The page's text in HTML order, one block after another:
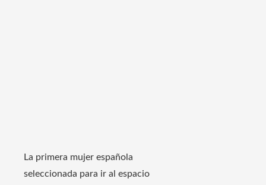
La primera mujer española
seleccionada para ir al espacio